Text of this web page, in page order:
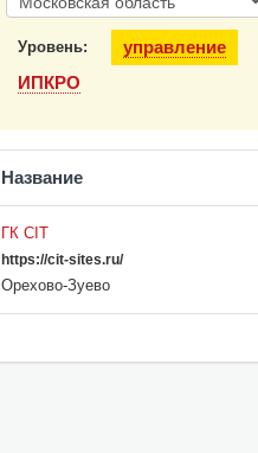
Уровень: управление
ИПКРО
Название
ГК CIT
https://cit-sites.ru/
Орехово-Зуево